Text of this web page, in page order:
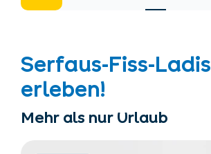
Serfaus-Fiss-Ladis
erleben!
Mehr als nur Urlaub